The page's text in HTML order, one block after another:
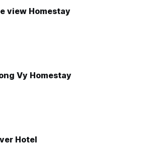
view Homestay
Vy Homestay
Hotel